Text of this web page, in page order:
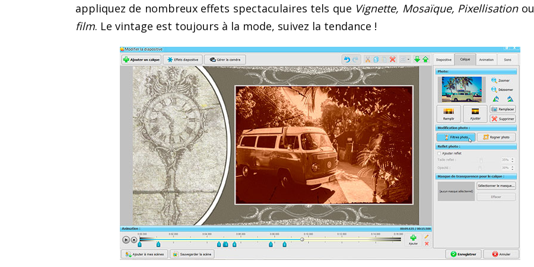
appliquez de nombreux effets spectaculaires tels que Vignette, Mosaïque, Pixellisationou
film. Le vintage est toujours à la mode, suivez la tendance !